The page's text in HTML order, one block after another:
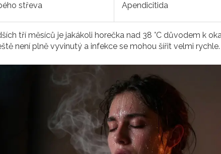
střeva Apendicitida
tří měsíců je jakákoli horečka nad 38 °C důvodem k
není plně vyvinutý a infekce se mohou šířit velmi rychle.